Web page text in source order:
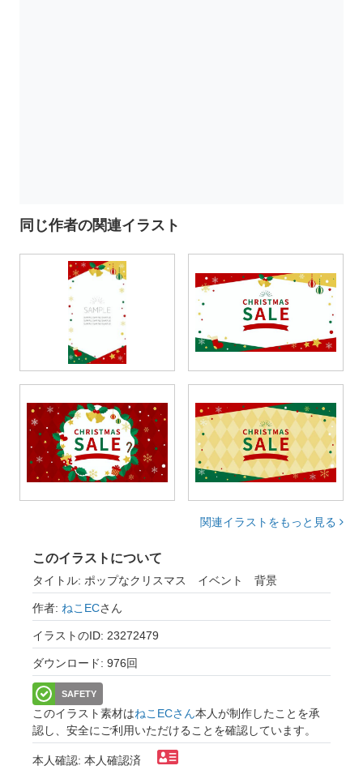
同じ作者の関連イラスト
関連イラストをもっと見る
このイラストについて
タイトル: ポップなクリスマス イベント 背景
作者: ねこECさん
イラストのID: 23272479
ダウンロード: 976回
SAFETY
このイラスト素材はねこECさん本人が制作したことを承
認し、安全にご利用いただけることを確認しています。
本人確認: 本人確認済